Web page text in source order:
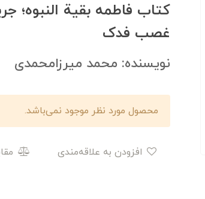
کتاب فاطمه بقیة النبوه؛
غصب فدک
نویسنده: محمد میرزامحمدی
محصول مورد نظر موجود نمی‌باشد.